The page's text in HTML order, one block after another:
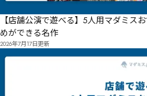
【店舗公演で遊べる】5人用マダミス
めができる名作
2026年7月17日更新